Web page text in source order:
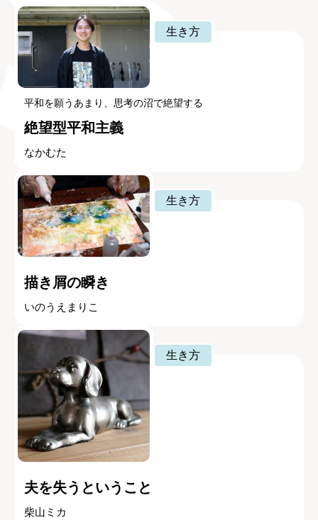
生き方
平和を願うあまり、思考の沼で絶望する
絶望型平和主義
なかむた
生き方
描き屑の瞬き
いのうえまりこ
生き方
夫を失うということ
柴山ミカ